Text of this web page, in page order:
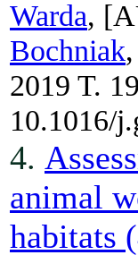
Warda,
Bochniak
2019 T.
10.1016/
4.
animal
habitats